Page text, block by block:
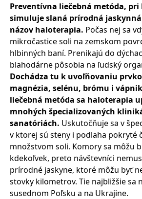
Preventívna liečebná metóda, pri
simuluje slaná prírodná
názov haloterapia. Počas nej sa
mikročastice soli na zemskom
hlbinných baní. Prenikajú do
blahodárne pôsobia na ľudský
Dochádza tu k uvoľňovaniu
magnézia, selénu, brómu i
liečebná metóda sa haloterapia
mnohých špecializovaných
sanatóriách. Uskutočňuje sa v
v ktorej sú steny i podlaha pokryté
množstvom soli. Komory sa môžu
kdekoľvek, preto návštevníci
prírodné jaskyne, ktoré môžu byť
stovky kilometrov. Tie najbližšie sa
susednom Poľsku a na Ukrajine.